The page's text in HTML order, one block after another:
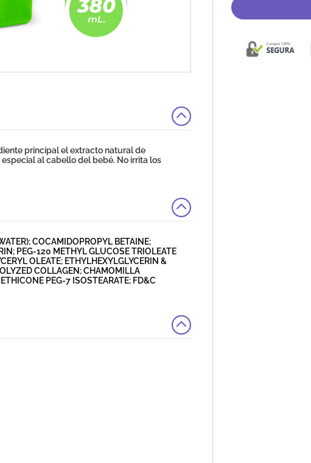
principal el extracto natural de
al cabello del bebé. No irrita los
COCAMIDOPROPYL BETAINE;
PEG-120 METHYL GLUCOSE TRIOLEATE
OLEATE; ETHYLHEXYLGLYCERIN &
COLLAGEN; CHAMOMILLA
PEG-7 ISOSTEARATE; FD&C